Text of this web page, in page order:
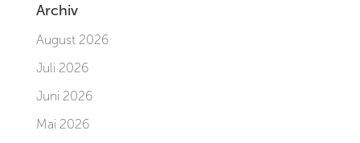
Archiv
August 2026
Juli 2026
Juni 2026
Mai 2026